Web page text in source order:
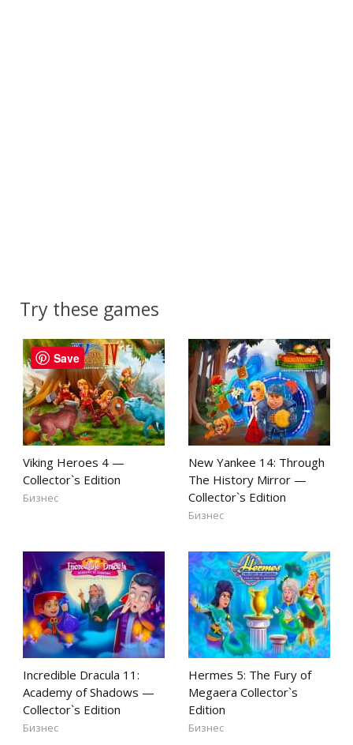
Try these games
Viking Heroes 4 —
Collector`s Edition
Бизнес
New Yankee 14: Through
The History Mirror —
Collector`s Edition
Бизнес
Incredible Dracula 11:
Academy of Shadows —
Collector`s Edition
Бизнес
Hermes 5: The Fury of
Megaera Collector`s
Edition
Бизнес
Save